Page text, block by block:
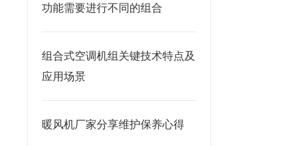
功能需要进行不同的组合
组合式空调机组关键技术特点及
应用场景
暖风机厂家分享维护保养心得